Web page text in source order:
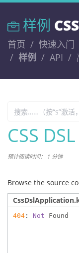
样例
首页 快速入门
样例
API
CSS DSL
预计阅读时间： 1 分钟
Browse the source
404 : Not Found